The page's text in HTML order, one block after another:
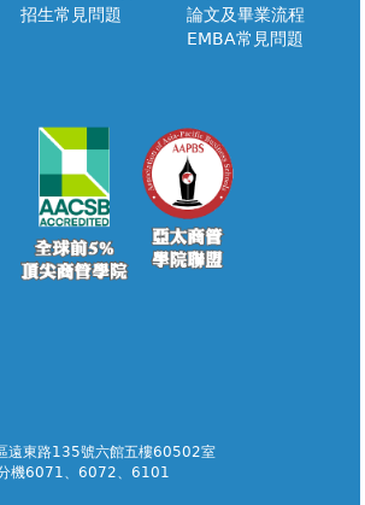
遠東路135號六館五樓60502室
機6071、6072、6101
招生常見問題
論文及畢業流程
EMBA常見問題